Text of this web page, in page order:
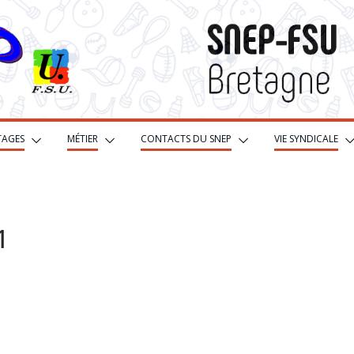
MÉTIER CONTACTS DU SNEP VIE SYNDICALE